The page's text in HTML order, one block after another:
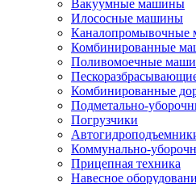
Вакуумные машины
Илососные машины
Комбинированные
Поливомоечные
Комбинированные
Подметально-
Погрузчики
Коммунально-
Прицепная техника
Навесное